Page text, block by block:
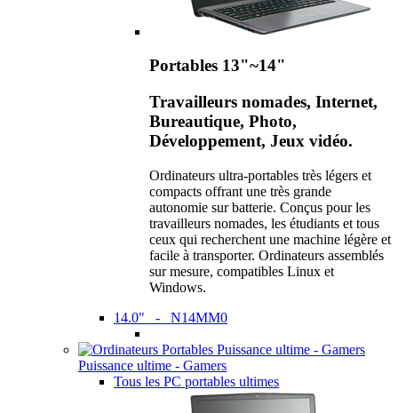
Portables 13"~14"
Travailleurs nomades, Internet,
Bureautique, Photo,
Développement, Jeux vidéo.
Ordinateurs ultra-portables très légers et
compacts offrant une très grande
autonomie sur batterie. Conçus pour les
travailleurs nomades, les étudiants et tous
ceux qui recherchent une machine légère et
facile à transporter. Ordinateurs assemblés
sur mesure, compatibles Linux et
Windows.
14.0" - N14MM0
Puissance ultime - Gamers
Tous les PC portables ultimes